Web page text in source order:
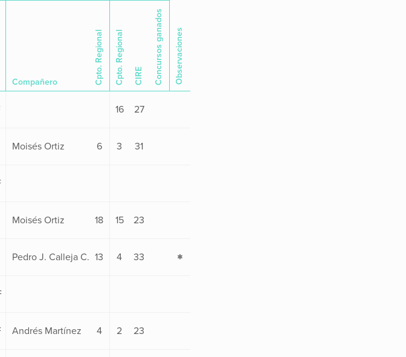
Compañero Cpto. Regional Cpto. Regional CIRE Concursos ganados Observaciones
16 27
Moisés Ortiz 6 3 31
Moisés Ortiz 18 15 23
Pedro J. Calleja C. 13 4 33
Andrés Martínez 4 2 23